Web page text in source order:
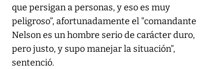
que persigan a personas, y eso es muy
peligroso”, afortunadamente el "comandante
Nelson es un hombre serio de carácter duro,
pero justo, y supo manejar la situación”,
sentenció.